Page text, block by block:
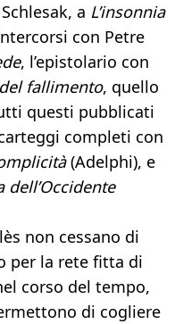
a L’insonnia
con Petre
, l’epistolario con
fallimento, quello
questi pubblicati
completi con
(Adelphi), e
dell’Occidente
non cessano di
per la rete fitta di
corso del tempo,
di cogliere